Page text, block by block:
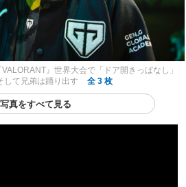
』世界大会で「ドア開きっぱなし」
て兄弟は踊り出す
全 3 枚
写真をすべて見る